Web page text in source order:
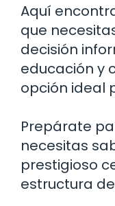
Aquí
que
decisión
educación y
opción ideal
Prepárate
necesitas
prestigioso
estructura